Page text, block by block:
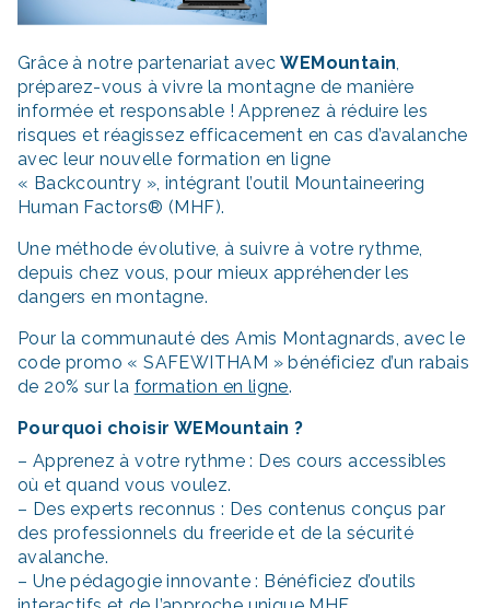
Grâce à notre partenariat avecWEMountain,
préparez-vous à vivre la montagne de manière
informée et responsable ! Apprenez à réduire les
risques et réagissez efficacement en cas d’avalanche
avec leur nouvelle formation en ligne
« Backcountry », intégrant l’outil Mountaineering
Human Factors® (MHF).
Une méthode évolutive, à suivre à votre rythme,
depuis chez vous, pour mieux appréhender les
dangers en montagne.
Pour la communauté des Amis Montagnards, avec le
code promo « SAFEWITHAM » bénéficiez d’un rabais
de 20% sur la formation en ligne.
Pourquoi choisir WEMountain ?
– Apprenez à votre rythme : Des cours accessibles
où et quand vous voulez.
– Des experts reconnus : Des contenus conçus par
des professionnels du freeride et de la sécurité
avalanche.
– Une pédagogie innovante : Bénéficiez d’outils